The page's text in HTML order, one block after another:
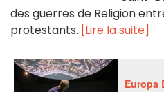
des guerres de Religion
protestants. [Lire la suite]